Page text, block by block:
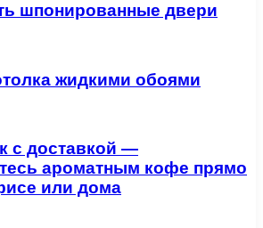
шпонированные двери
жидкими обоями
с доставкой —
ароматным кофе прямо
или дома